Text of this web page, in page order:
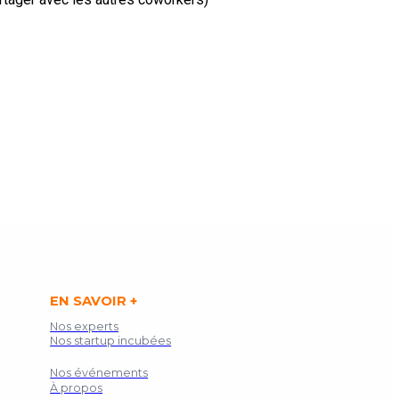
EN SAVOIR +
Nos événements
Nos startup incubées
Nos experts
À propos